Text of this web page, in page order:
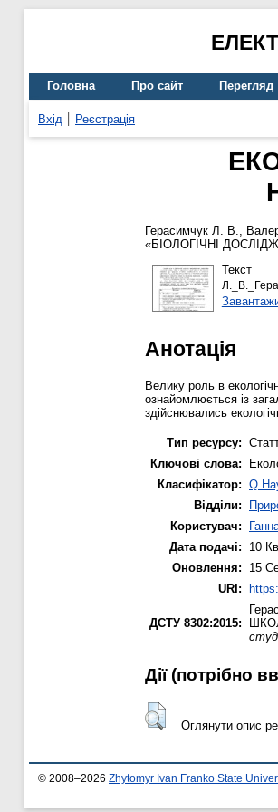
Головна Про сайт Перегляд
Вхід Реєстрація
Герасимчук Л. В.,
«БІОЛОГІЧНІ
Текст
Анотація
Велику роль в
ознайомлюється із
здійснювались
Тип ресурсу:
Ключові слова:
Класифікатор: Q
Відділи:
Користувач:
Дата подачі:
10
Оновлення:
15
URI:
ДСТУ 8302:2015:
Дії ​​(потрібно
Оглянути опис
© 2008–2026 Zhytomyr Ivan Franko State